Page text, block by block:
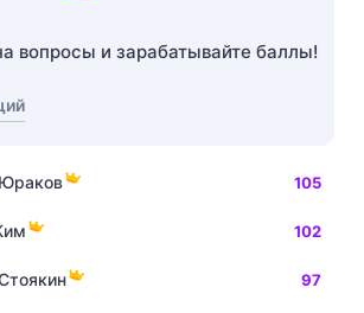
вопросы и зарабатывайте баллы!
105
102
97